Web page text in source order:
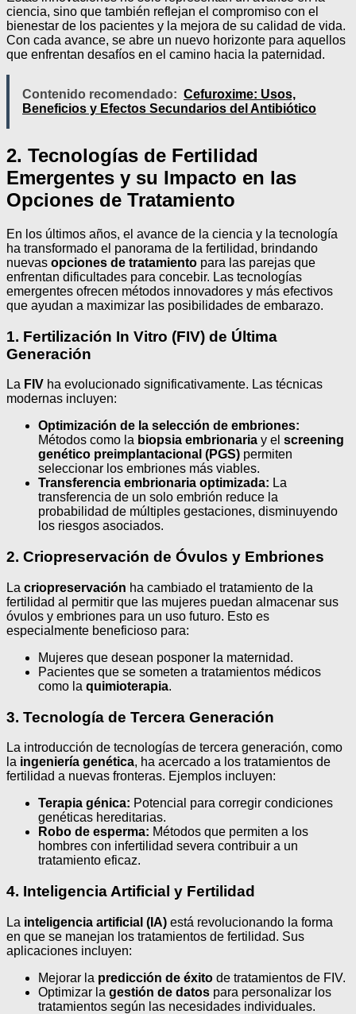
ciencia, sino que también reflejan el compromiso con el
bienestar de los pacientes y la mejora de su calidad de vida.
Con cada avance, se abre un nuevo horizonte para aquellos
que enfrentan desafíos en el camino hacia la paternidad.
Contenido recomendado: Cefuroxime: Usos,
Beneficios y Efectos Secundarios del Antibiótico
2. Tecnologías de Fertilidad
Emergentes y su Impacto en las
Opciones de Tratamiento
En los últimos años, el avance de la ciencia y la tecnología
ha transformado el panorama de la fertilidad, brindando
nuevas opciones de tratamiento para las parejas que
enfrentan dificultades para concebir. Las tecnologías
emergentes ofrecen métodos innovadores y más efectivos
que ayudan a maximizar las posibilidades de embarazo.
1. Fertilización In Vitro (FIV) de Última
Generación
La FIV ha evolucionado significativamente. Las técnicas
modernas incluyen:
Optimización de la selección de embriones:
Métodos como la biopsia embrionaria y el screening
genético preimplantacional (PGS) permiten
seleccionar los embriones más viables.
Transferencia embrionaria optimizada: La
transferencia de un solo embrión reduce la
probabilidad de múltiples gestaciones, disminuyendo
los riesgos asociados.
2. Criopreservación de Óvulos y Embriones
La criopreservación ha cambiado el tratamiento de la
fertilidad al permitir que las mujeres puedan almacenar sus
óvulos y embriones para un uso futuro. Esto es
especialmente beneficioso para:
Mujeres que desean posponer la maternidad.
Pacientes que se someten a tratamientos médicos
como la quimioterapia.
3. Tecnología de Tercera Generación
La introducción de tecnologías de tercera generación, como
la ingeniería genética, ha acercado a los tratamientos de
fertilidad a nuevas fronteras. Ejemplos incluyen:
Terapia génica: Potencial para corregir condiciones
genéticas hereditarias.
Robo de esperma: Métodos que permiten a los
hombres con infertilidad severa contribuir a un
tratamiento eficaz.
4. Inteligencia Artificial y Fertilidad
La inteligencia artificial (IA) está revolucionando la forma
en que se manejan los tratamientos de fertilidad. Sus
aplicaciones incluyen:
Mejorar la predicción de éxito de tratamientos de FIV.
Optimizar la gestión de datos para personalizar los
tratamientos según las necesidades individuales.